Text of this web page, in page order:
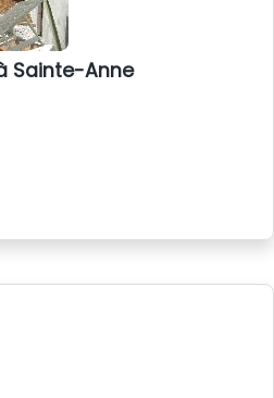
Sainte-Anne